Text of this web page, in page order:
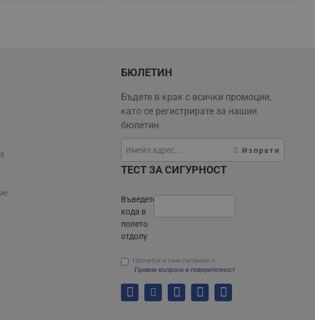
БЮЛЕТИН
Бъдете в крак с всички промоции,
като се регистрирате за нашия
бюлетин
Изпрати
ТЕСТ ЗА СИГУРНОСТ
Въведете
кода в
полето
отдолу
Прочетох и съм съгласен с
Правни въпроси и поверителност